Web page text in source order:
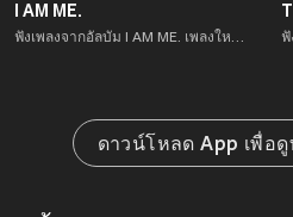
I AM ME.
ฟังเพลงจากอัลบัม I AM ME. เพลงใหม่จาก อัพเดทเพลงใหม่ล่าสุดก่อนใคร ตลอดปี 2021
ดาวน์โหลด App เพื่อ